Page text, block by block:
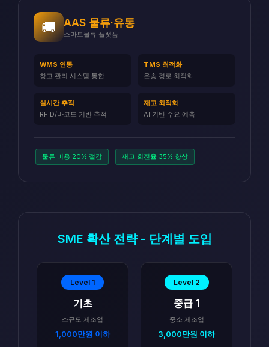
🚚 AAS 물류·유통
스마트물류 플랫폼
WMS 연동
창고 관리 시스템 통합
TMS 최적화
운송 경로 최적화
실시간 추적
RFID/바코드 기반 추적
재고 최적화
AI 기반 수요 예측
물류 비용 20% 절감 재고 회전율 35% 향상
SME 확산 전략 - 단계별 도입
Level 1
기초
소규모 제조업
1,000만원 이하
Level 2
중급 1
중소 제조업
3,000만원 이하